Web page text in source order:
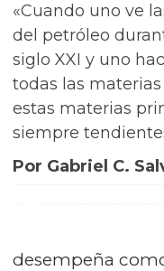
«Cuando uno ve
del petróleo
siglo XXI y uno
todas las
estas materias
siempre
Por Gabriel C.
desempeña